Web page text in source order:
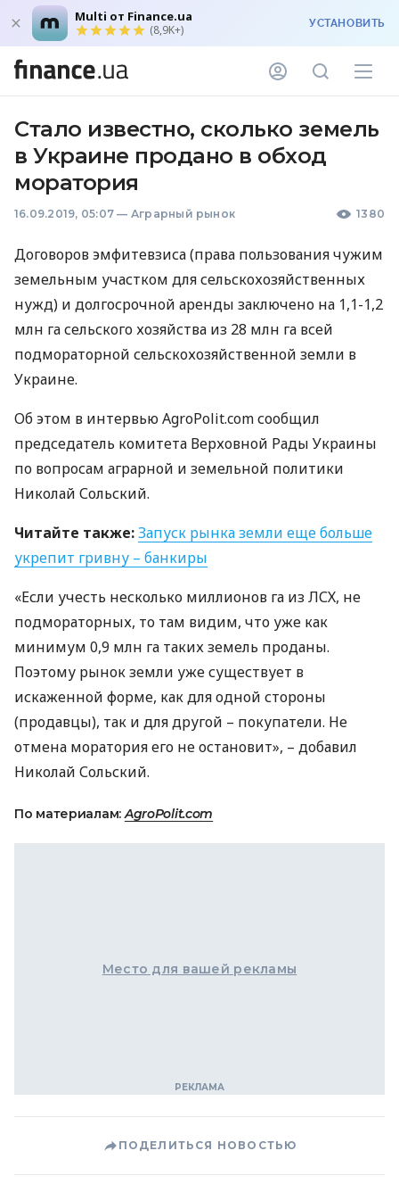
Multi от Finance.ua
(8,9K+) УСТАНОВИТЬ
Стало известно, сколько земель
в Украине продано в обход
моратория
16.09.2019, 05:07 — Аграрный рынок 1380
Договоров эмфитевзиса (права пользования чужим
земельным участком для сельскохозяйственных
нужд) и долгосрочной аренды заключено на 1,1-1,2
млн га сельского хозяйства из 28 млн га всей
подмораторной сельскохозяйственной земли в
Украине.
Об этом в интервью AgroPolit.com сообщил
председатель комитета Верховной Рады Украины
по вопросам аграрной и земельной политики
Николай Сольский.
Читайте также:Запуск рынка земли еще больше
укрепит гривну – банкиры
«Если учесть несколько миллионов га из ЛСХ, не
подмораторных, то там видим, что уже как
минимум 0,9 млн га таких земель проданы.
Поэтому рынок земли уже существует в
искаженной форме, как для одной стороны
(продавцы), так и для другой – покупатели. Не
отмена моратория его не остановит», – добавил
Николай Сольский.
По материалам:AgroPolit.com
Место для вашей рекламы
ПОДЕЛИТЬСЯ НОВОСТЬЮ